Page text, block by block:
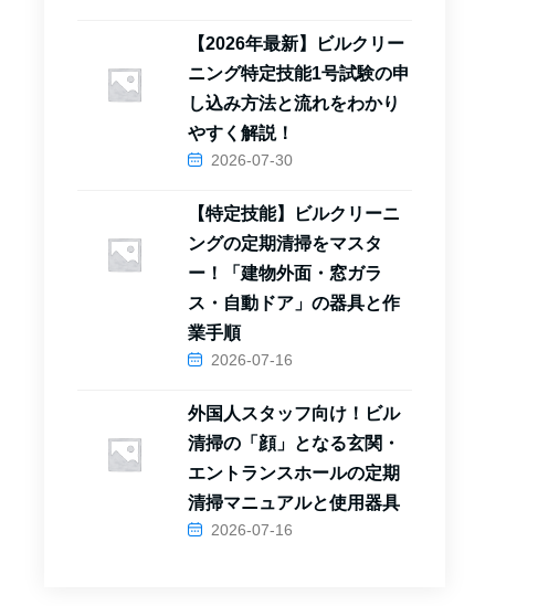
【2026年最新】ビルクリー
ニング特定技能1号試験の申
し込み方法と流れをわかり
やすく解説！
2026-07-30
【特定技能】ビルクリーニ
ングの定期清掃をマスタ
ー！「建物外面・窓ガラ
ス・自動ドア」の器具と作
業手順
2026-07-16
外国人スタッフ向け！ビル
清掃の「顔」となる玄関・
エントランスホールの定期
清掃マニュアルと使用器具
2026-07-16